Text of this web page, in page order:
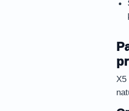
X5